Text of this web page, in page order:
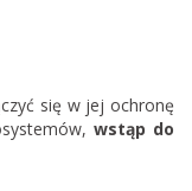
się w jej ochronę
wstąp do